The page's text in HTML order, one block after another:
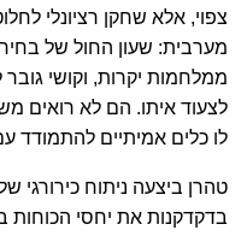
צפוי, אלא שחקן רציונלי
מערבית: שעון החול של
ממלחמות יקרות, וקושי גובר
לצעוד איתו. הם לא רואים
לו כלים אמיתיים להתמודד
טהרן ביצעה ניתוח כירורגי
בדקדקנות את יחסי